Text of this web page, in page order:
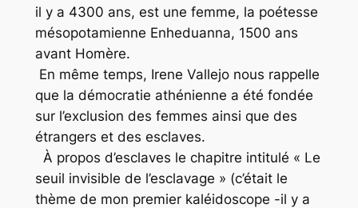
il y a 4300 ans, est une femme, la poétesse
mésopotamienne Enheduanna, 1500 ans
avant Homère.
En même temps, Irene Vallejo nous rappelle
que la démocratie athénienne a été fondée
sur l’exclusion des femmes ainsi que des
étrangers et des esclaves.
À propos d’esclaves le chapitre intitulé « Le
seuil invisible de l’esclavage » (c’était le
thème de mon premier kaléidoscope -il y a